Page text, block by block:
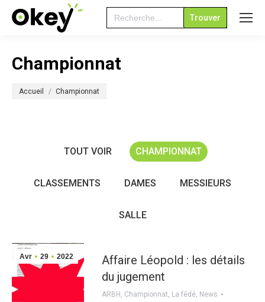
Search
for:
Championnat
Accueil Championnat
TOUT VOIR CHAMPIONNAT
CLASSEMENTS DAMES MESSIEURS
SALLE
Avr 29 2022
Affaire Léopold : les détails
du jugement
ARBH , Championnat, La fédé, News